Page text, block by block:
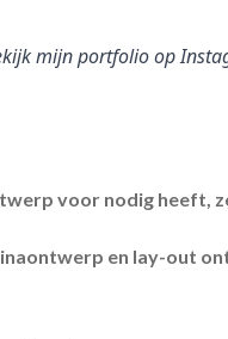
mijn portfolio op
voor nodig heeft,
en lay-out